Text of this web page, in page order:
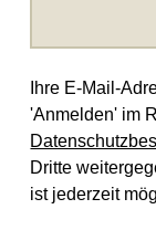
Ihre E-Mail-
'Anmelden' im
Dritte
ist jederzeit